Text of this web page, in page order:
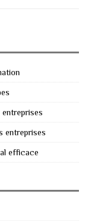
entreprises
efficace